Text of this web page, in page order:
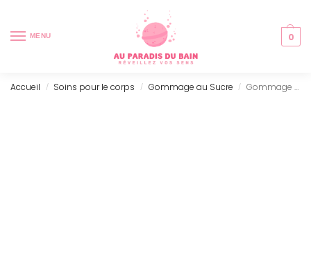
MENU 0
Accueil / Soins pour le corps / Gommage au Sucre / Gommage Naturel au sucre – Sunlight (300g)